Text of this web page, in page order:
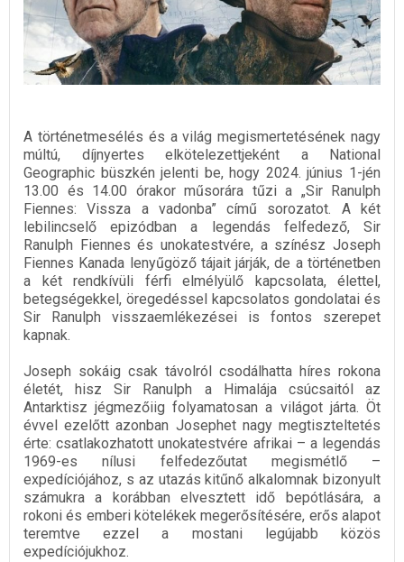
A történetmesélés és a világ megismertetésének nagy
múltú, díjnyertes elkötelezettjeként a National
Geographic büszkén jelenti be, hogy 2024. június 1-jén
13.00 és 14.00 órakor műsorára tűzi a „Sir Ranulph
Fiennes: Vissza a vadonba” című sorozatot. A két
lebilincselő epizódban a legendás felfedező, Sir
Ranulph Fiennes és unokatestvére, a színész Joseph
Fiennes Kanada lenyűgöző tájait járják, de a történetben
a két rendkívüli férfi elmélyülő kapcsolata, élettel,
betegségekkel, öregedéssel kapcsolatos gondolatai és
Sir Ranulph visszaemlékezései is fontos szerepet
kapnak.
Joseph sokáig csak távolról csodálhatta híres rokona
életét, hisz Sir Ranulph a Himalája csúcsaitól az
Antarktisz jégmezőiig folyamatosan a világot járta. Öt
évvel ezelőtt azonban Josephet nagy megtiszteltetés
érte: csatlakozhatott unokatestvére afrikai – a legendás
1969-es nílusi felfedezőutat megismétlő –
expedíciójához, s az utazás kitűnő alkalomnak bizonyult
számukra a korábban elvesztett idő bepótlására, a
rokoni és emberi kötelékek megerősítésére, erős alapot
teremtve ezzel a mostani legújabb közös
expedíciójukhoz.